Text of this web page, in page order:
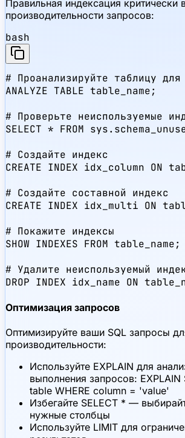
Правильная индексация критически
производительности запросов:
bash
# Проанализируйте таблицу
ANALYZE TABLE table_name;
# Проверьте неиспользуемые
SELECT * FROM
# Создайте индекс
CREATE INDEX idx_column ON
# Создайте составной индекс
CREATE INDEX idx_multi ON
# Покажите индексы
SHOW INDEXES FROM table_name;
# Удалите неиспользуемый
DROP INDEX idx_name ON
Оптимизация запросов
Оптимизируйте ваши SQL запросы
производительности:
Используйте EXPLAIN для
выполнения запросов: EXPLAIN
table WHERE column = 'value'
Избегайте SELECT * —
нужные столбцы
Используйте LIMIT для